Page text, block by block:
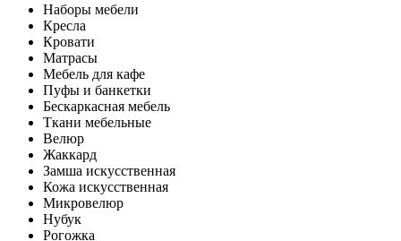
Наборы мебели
Кресла
Кровати
Матрасы
Мебель для кафе
Пуфы и банкетки
Бескаркасная мебель
Ткани мебельные
Велюр
Жаккард
Замша искусственная
Кожа искусственная
Микровелюр
Нубук
Рогожка